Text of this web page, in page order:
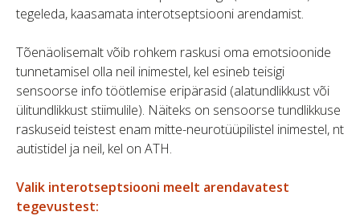
tegeleda, kaasamata interotseptsiooni arendamist.
Tõenäolisemalt võib rohkem raskusi oma emotsioonide
tunnetamisel olla neil inimestel, kel esineb teisigi
sensoorse info töötlemise eripärasid (alatundlikkust või
ülitundlikkust stiimulile). Näiteks on sensoorse tundlikkuse
raskuseid teistest enam mitte-neurotüüpilistel inimestel, nt
autistidel ja neil, kel on ATH.
Valik interotseptsiooni meelt arendavatest
tegevustest: